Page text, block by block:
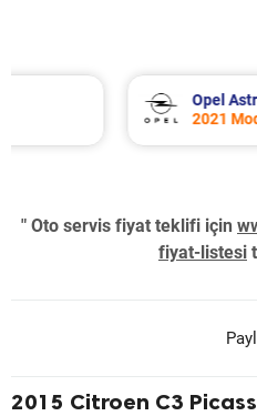
Opel Astra
2021 Model 1.5 D
" Oto servis fiyat teklifi için
fiyat-listesi
2015 Citroen C3